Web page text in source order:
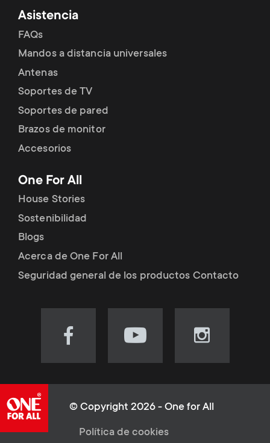
e
n
u
m
e
n
u
Asistencia
FAQs
Mandos a distancia universales
Antenas
Soportes de TV
Soportes de pared
Brazos de monitor
Accesorios
One For All
House Stories
Sostenibilidad
Blogs
Acerca de One For All
Seguridad general de los productos Contacto
Visit
(opens
new
Visit
(opens
new
Visit
(opens
© Copyright 2026 - One for All
Política de cookies